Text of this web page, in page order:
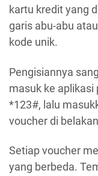
kartu kredit yang
garis abu-abu
kode unik.
Pengisiannya
masuk ke aplikasi
*123#, lalu
voucher di
Setiap voucher
yang berbeda.